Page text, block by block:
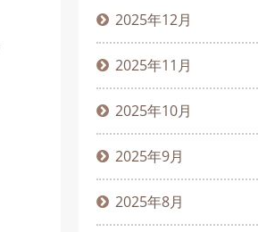
2025年12月
2025年11月
2025年10月
2025年9月
2025年8月